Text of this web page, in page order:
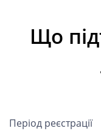
Що
Період реєстрації